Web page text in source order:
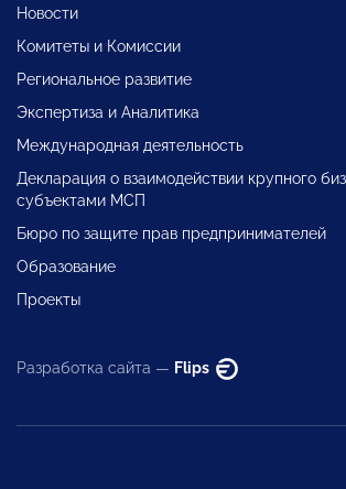
Новости
Комитеты и Комиссии
Региональное развитие
Экспертиза и Аналитика
Международная деятельность
Декларация о взаимодействии крупного
субъектами МСП
Бюро по защите прав предпринимателей
Образование
Проекты
Разработка сайта — Flips